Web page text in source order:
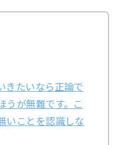
きたいなら正論で
うが無難です。こ
いことを認識しな